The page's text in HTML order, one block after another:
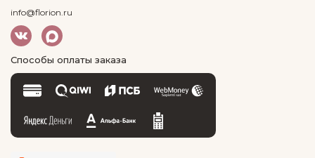
info@florion.ru
Способы оплаты заказа